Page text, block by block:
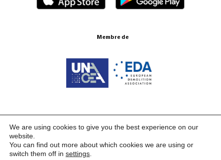
Membre de
We are using cookies to give you the best experience on our
website.
You can find out more about which cookies we are using or
switch them off in settings